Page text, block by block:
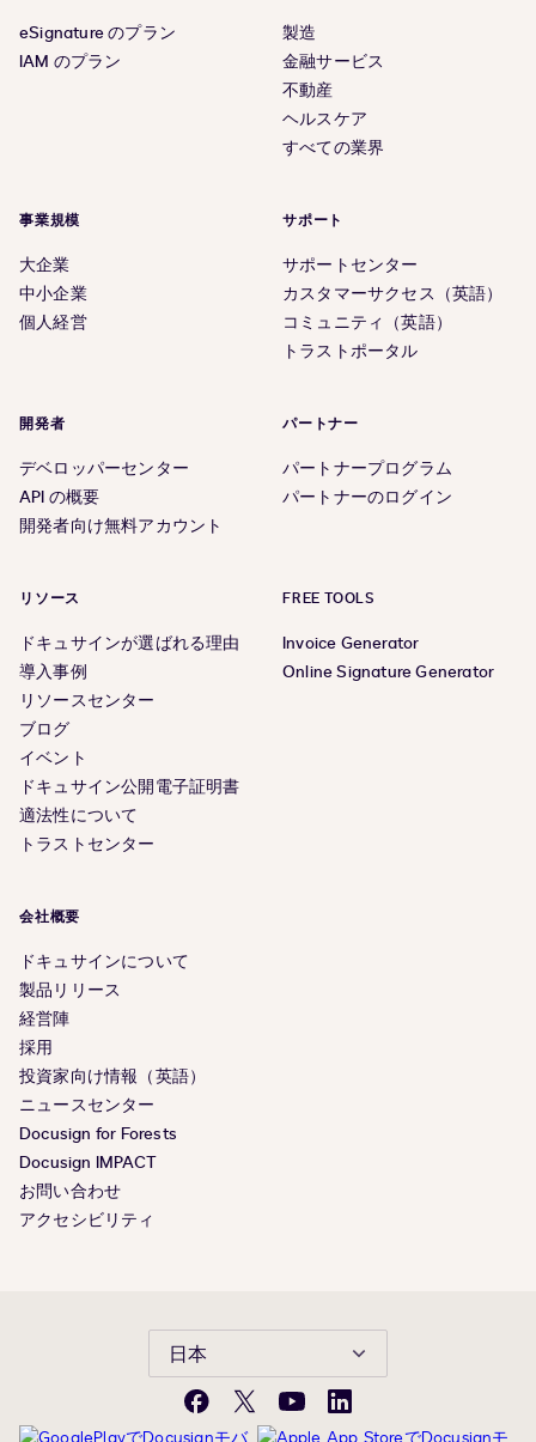
eSignature のプラン
IAM のプラン
製造
金融サービス
不動産
ヘルスケア
すべての業界
事業規模
大企業
中小企業
個人経営
サポート
サポートセンター
カスタマーサクセス（英語）
コミュニティ（英語）
トラストポータル
開発者
デベロッパーセンター
API の概要
開発者向け無料アカウント
パートナー
パートナープログラム
パートナーのログイン
リソース
ドキュサインが選ばれる理由
導入事例
リソースセンター
ブログ
イベント
ドキュサイン公開電子証明書
適法性について
トラストセンター
FREE TOOLS
Invoice Generator
Online Signature Generator
会社概要
ドキュサインについて
製品リリース
経営陣
採用
投資家向け情報（英語）
ニュースセンター
Docusign for Forests
Docusign IMPACT
お問い合わせ
アクセシビリティ
日本
Facebook
X(旧
Twitter)
YouTubeLinkedIn